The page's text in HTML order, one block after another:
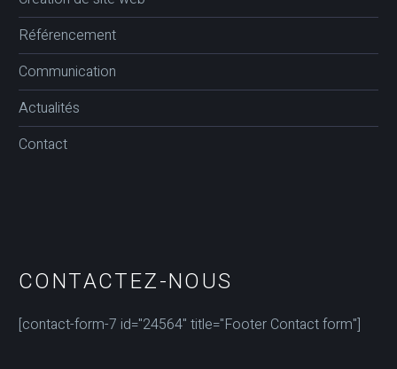
Référencement
Communication
Actualités
Contact
CONTACTEZ-NOUS
[contact-form-7 id="24564" title="Footer Contact form"]